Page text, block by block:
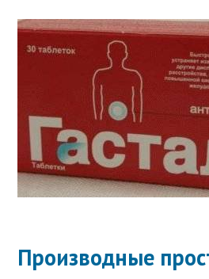
Производные